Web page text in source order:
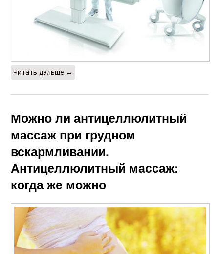
Читать дальше →
Можно ли антицеллюлитный
массаж при грудном
вскармливании.
Антицеллюлитный массаж:
когда же можно